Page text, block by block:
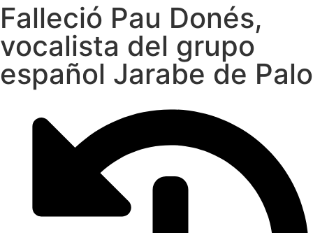
Falleció Pau Donés,
vocalista del grupo
español Jarabe de Palo